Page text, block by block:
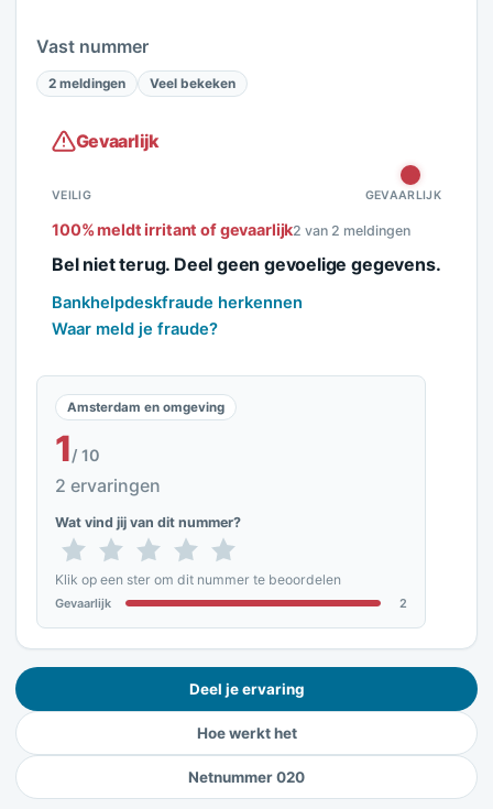
Vast nummer
2 meldingen Veel bekeken
Gevaarlijk
VEILIG GEVAARLIJK
100% meldt irritant of gevaarlijk2 van 2 meldingen
Bel niet terug. Deel geen gevoelige gegevens.
Bankhelpdeskfraude herkennen
Waar meld je fraude?
Amsterdam en omgeving
1/ 10
2 ervaringen
Wat vind jij van dit nummer?
Klik op een ster om dit nummer te beoordelen
Gevaarlijk 2
Deel je ervaring
Hoe werkt het
Netnummer 020